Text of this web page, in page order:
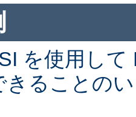
を使用し
きることの